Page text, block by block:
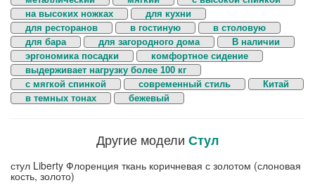
на высоких ножках
для кухни
для ресторанов
в гостиную
в столовую
для бара
для загородного дома
В наличии
эргономика посадки
комфортное сидение
выдерживает нагрузку более 100 кг
с мягкой спинкой
современный стиль
Китай
в темных тонах
бежевый
Другие модели Стул
стул Liberty Флоренция ткань коричневая с золотом (слоновая
кость, золото)